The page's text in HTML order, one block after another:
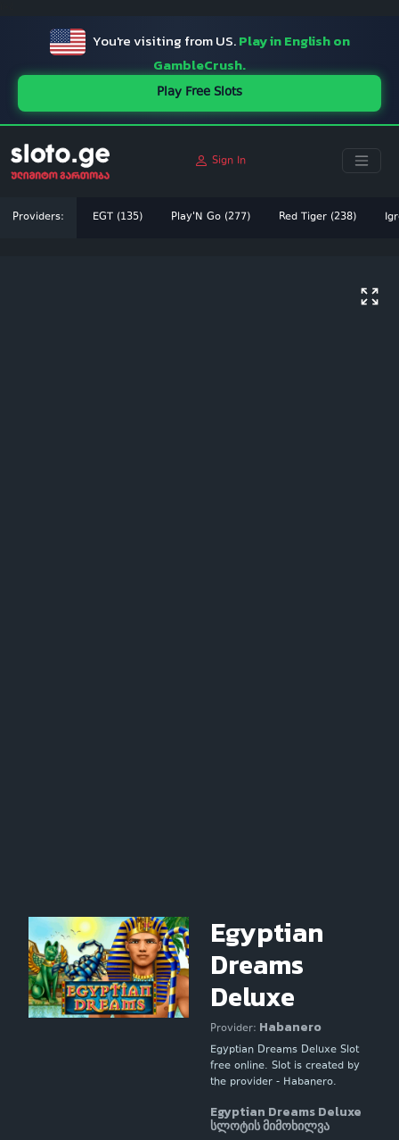
You're visiting from US.Play in English on
GambleCrush.
Play Free Slots
Sign In
Providers: EGT (135) Play'N Go (277) Red Tiger (238)
Egyptian
Dreams
Deluxe
Provider: Habanero
Egyptian Dreams Deluxe Slot
free online. Slot is created by
the provider - Habanero.
Egyptian Dreams Deluxe
სლოტის მიმოხილვა